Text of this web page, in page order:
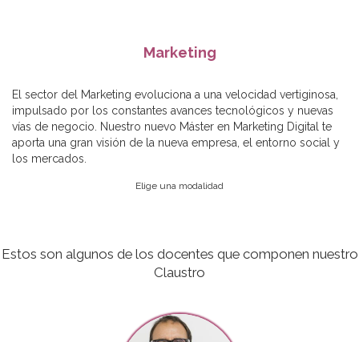
Marketing
El sector del Marketing evoluciona a una velocidad vertiginosa,
impulsado por los constantes avances tecnológicos y nuevas
vías de negocio. Nuestro nuevo Máster en Marketing Digital te
aporta una gran visión de la nueva empresa, el entorno social y
los mercados.
Elige una modalidad
Estos son algunos de los docentes que componen nuestro
Claustro